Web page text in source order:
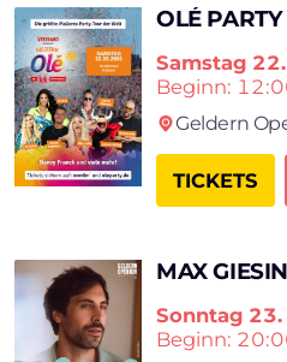
OLÉ PARTY
Samstag
Beginn:
Geldern
TICKETS
MAX
Sonntag
Beginn: